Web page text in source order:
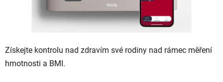
Získejte kontrolu nad zdravím své rodiny nad rámec měření
hmotnosti a BMI.